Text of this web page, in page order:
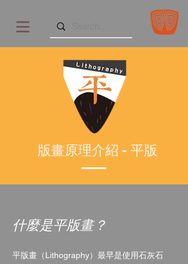
版畫原理介紹 - 平版
什麼是平版畫？
平版畫（Lithography）最早是使用石灰石